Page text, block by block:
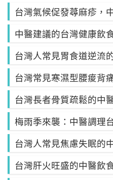
台灣氣候促發蕁麻疹，
中醫建議的台灣健康飲
台灣人常見胃食道逆流
台灣常見寒濕型腰痠背
台灣長者骨質疏鬆的中
梅雨季來襲：中醫調理
台灣人常見焦慮失眠的
台灣肝火旺盛的中醫飲